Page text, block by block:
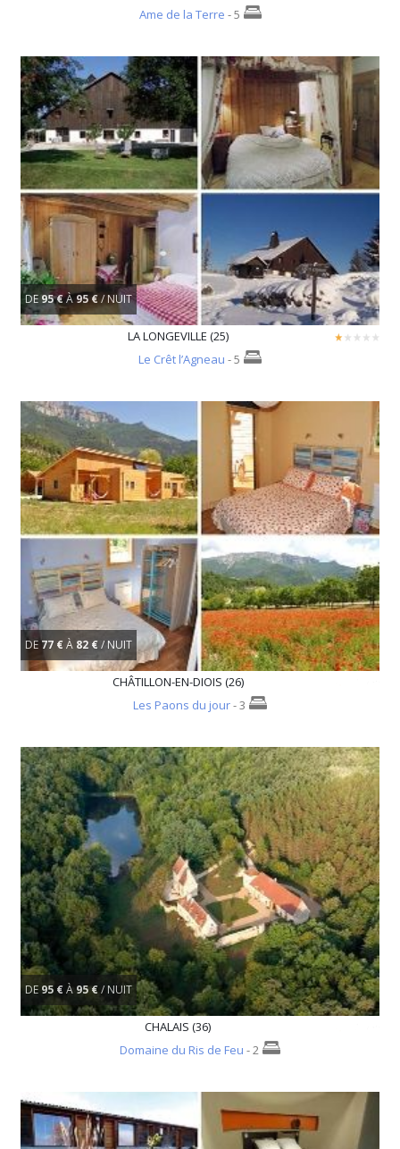
Ame de la Terre - 5
DE95 €À95 €/ NUIT
LA LONGEVILLE (25)
Le Crêt l’Agneau - 5
DE77 €À 82 €/ NUIT
CHÂTILLON-EN-DIOIS (26)
Les Paons du jour- 3
DE 95 €À 95 €/ NUIT
CHALAIS (36)
Domaine du Ris de Feu - 2